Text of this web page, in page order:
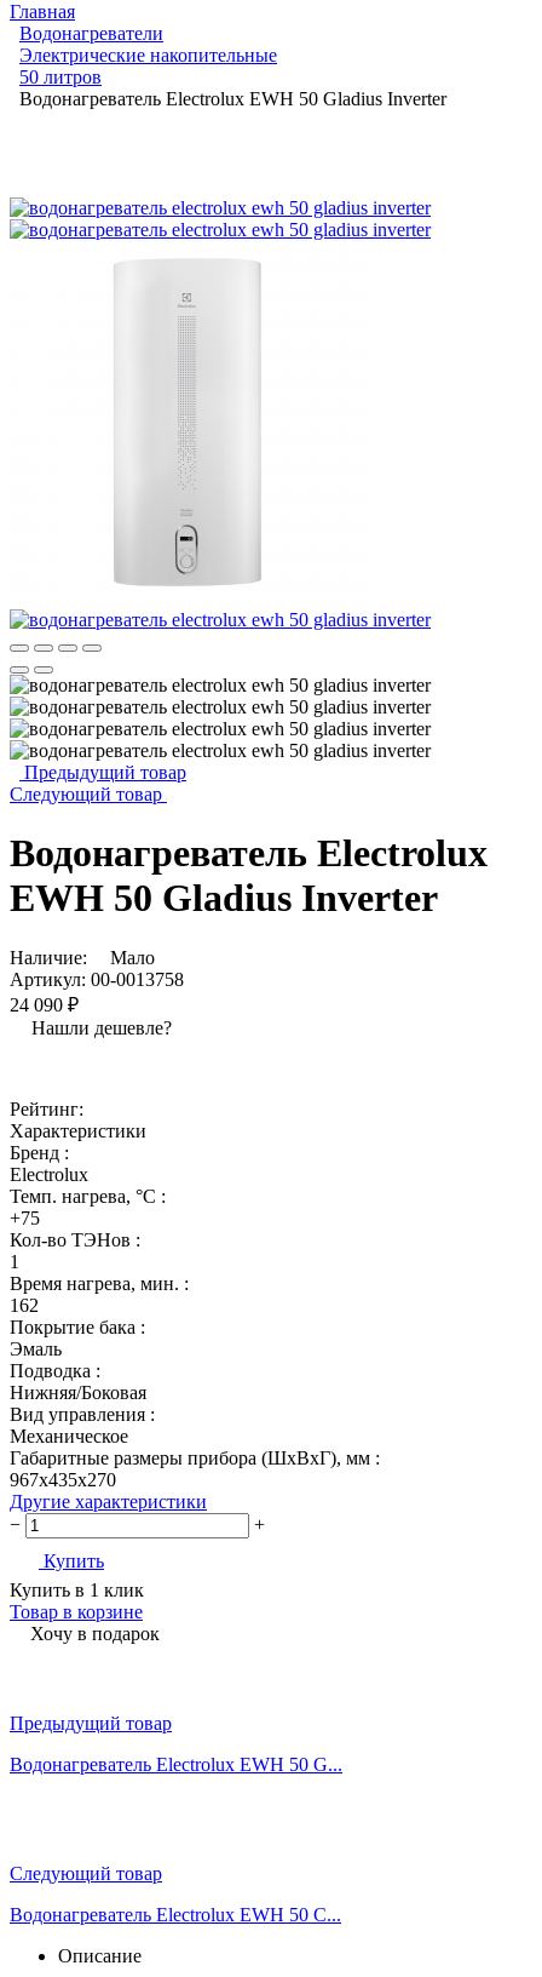
Главная
Водонагреватели
Электрические накопительные
50 литров
Водонагреватель Electrolux EWH 50 Gladius Inverter
Предыдущий товар
Следующий товар
Водонагреватель Electrolux
EWH 50 Gladius Inverter
Наличие:
Мало
Артикул: 00-0013758
24 090 ₽
Нашли дешевле?
Рейтинг:
Характеристики
Бренд :
Electrolux
Темп. нагрева, °С :
+75
Кол-во ТЭНов :
1
Время нагрева, мин. :
162
Покрытие бака :
Эмаль
Подводка :
Нижняя/Боковая
Вид управления :
Механическое
Габаритные размеры прибора (ШхВхГ), мм :
967x435x270
Другие характеристики
−
+
Купить
Купить в 1 клик
Товар в корзине
Хочу в подарок
Предыдущий товар
Водонагреватель Electrolux EWH 50 G...
Следующий товар
Водонагреватель Electrolux EWH 50 C...
Описание